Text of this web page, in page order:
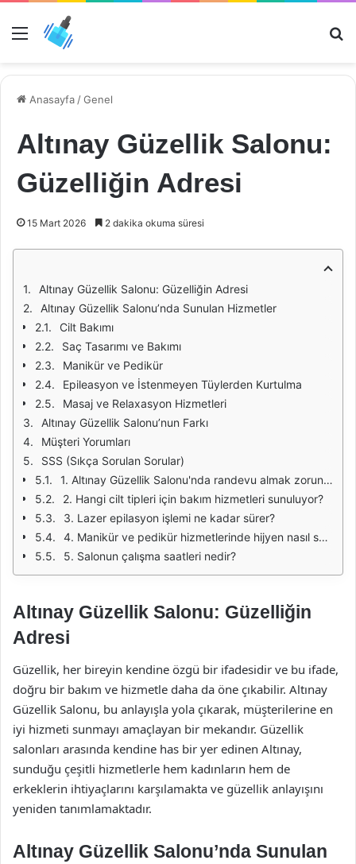
Menü
Anasayfa /Genel
Altınay Güzellik Salonu:
Güzelliğin Adresi
15 Mart 2026 2 dakika okuma süresi
Altınay Güzellik Salonu: Güzelliğin Adresi
Altınay Güzellik Salonu’nda Sunulan Hizmetler
Cilt Bakımı
Saç Tasarımı ve Bakımı
Manikür ve Pedikür
Epileasyon ve İstenmeyen Tüylerden Kurtulma
Masaj ve Relaxasyon Hizmetleri
Altınay Güzellik Salonu’nun Farkı
Müşteri Yorumları
SSS (Sıkça Sorulan Sorular)
1. Altınay Güzellik Salonu'nda randevu almak zorunlu mu?
2. Hangi cilt tipleri için bakım hizmetleri sunuluyor?
3. Lazer epilasyon işlemi ne kadar sürer?
4. Manikür ve pedikür hizmetlerinde hijyen nasıl sağlanıyor?
5. Salonun çalışma saatleri nedir?
Altınay Güzellik Salonu: Güzelliğin
Adresi
Güzellik, her bireyin kendine özgü bir ifadesidir ve bu ifade,
doğru bir bakım ve hizmetle daha da öne çıkabilir. Altınay
Güzellik Salonu, bu anlayışla yola çıkarak, müşterilerine en
iyi hizmeti sunmayı amaçlayan bir mekandır. Güzellik
salonları arasında kendine has bir yer edinen Altınay,
sunduğu çeşitli hizmetlerle hem kadınların hem de
erkeklerin ihtiyaçlarını karşılamakta ve güzellik anlayışını
yeniden tanımlamaktadır.
Altınay Güzellik Salonu’nda Sunulan